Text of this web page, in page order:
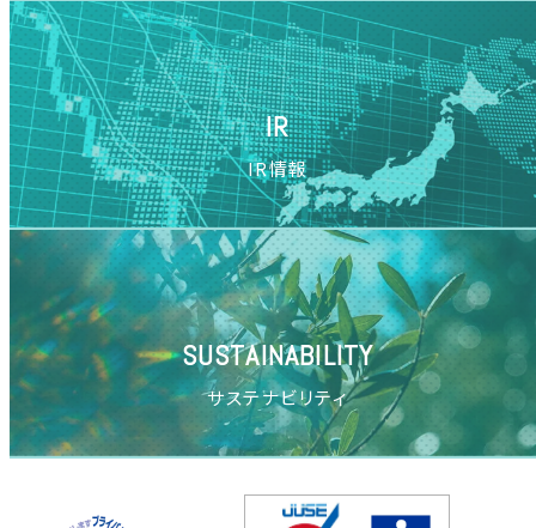
IR
IR情報
SUSTAINABILITY
サステナビリティ